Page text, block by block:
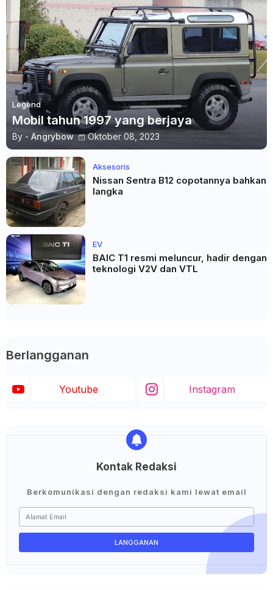
Legend
Mobil tahun 1997 yang berjaya
By - Angrybow Oktober 08, 2023
Aksesoris
Nissan Sentra B12 copotannya bahkan
langka
EV
BAIC T1 resmi meluncur, hadir dengan
teknologi V2V dan VTL
Berlangganan
Youtube Instagram
Kontak Redaksi
Berkomunikasi dengan redaksi kami lewat email